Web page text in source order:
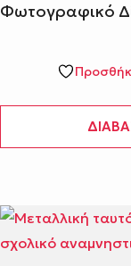
Φωτογραφικό